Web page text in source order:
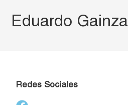
Eduardo Gainza
Redes Sociales